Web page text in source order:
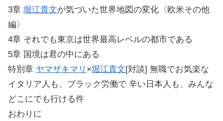
3章 堀江貴文が気づいた世界地図の変化〈欧米その他
編〉
4章 それでも東京は世界最高レベルの都市である
5章 国境は君の中にある
特別章 ヤマザキマリ ×堀江貴文[対談] 無職でお気楽な
イタリア人も、ブラック労働で 辛い日本人も、みんな
どこにでも行ける件
おわりに